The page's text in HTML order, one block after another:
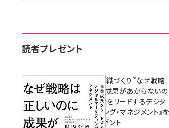
読者プレゼント
成果を生む組織づくり『なぜ戦略
は正しいのに成果があがらないの
か？ 事業成長をリードするデジタ
ルマーケティング・マネジメント』を
3名様にプレゼント